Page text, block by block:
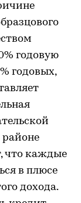
годовую
годовых,
районе
что каждые
в плюсе
дохода.